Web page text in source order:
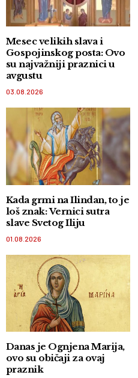
Mesec velikih slava i
Gospojinskog posta: Ovo
su najvažniji praznici u
avgustu
03.08.2026
Kada grmi na Ilindan, to je
loš znak: Vernici sutra
slave Svetog Iliju
01.08.2026
Danas je Ognjena Marija,
ovo su običaji za ovaj
praznik